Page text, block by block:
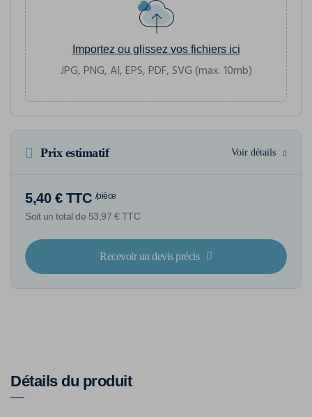
Importez ou glissez vos fichiers ici
JPG, PNG, AI, EPS, PDF, SVG (max. 10mb)
Prix estimatif Voir détails
5,40 € TTC /pièce
Soit un total de 53,97 € TTC
Recevoir un devis précis
Détails du produit